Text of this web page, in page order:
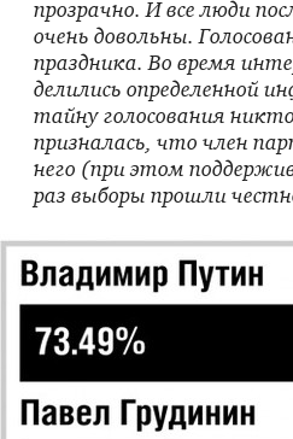
прозрачно. И все люди
очень довольны.
праздника. Во время
делились определенной
тайну голосования
призналась, что член
него (при этом
раз выборы прошли